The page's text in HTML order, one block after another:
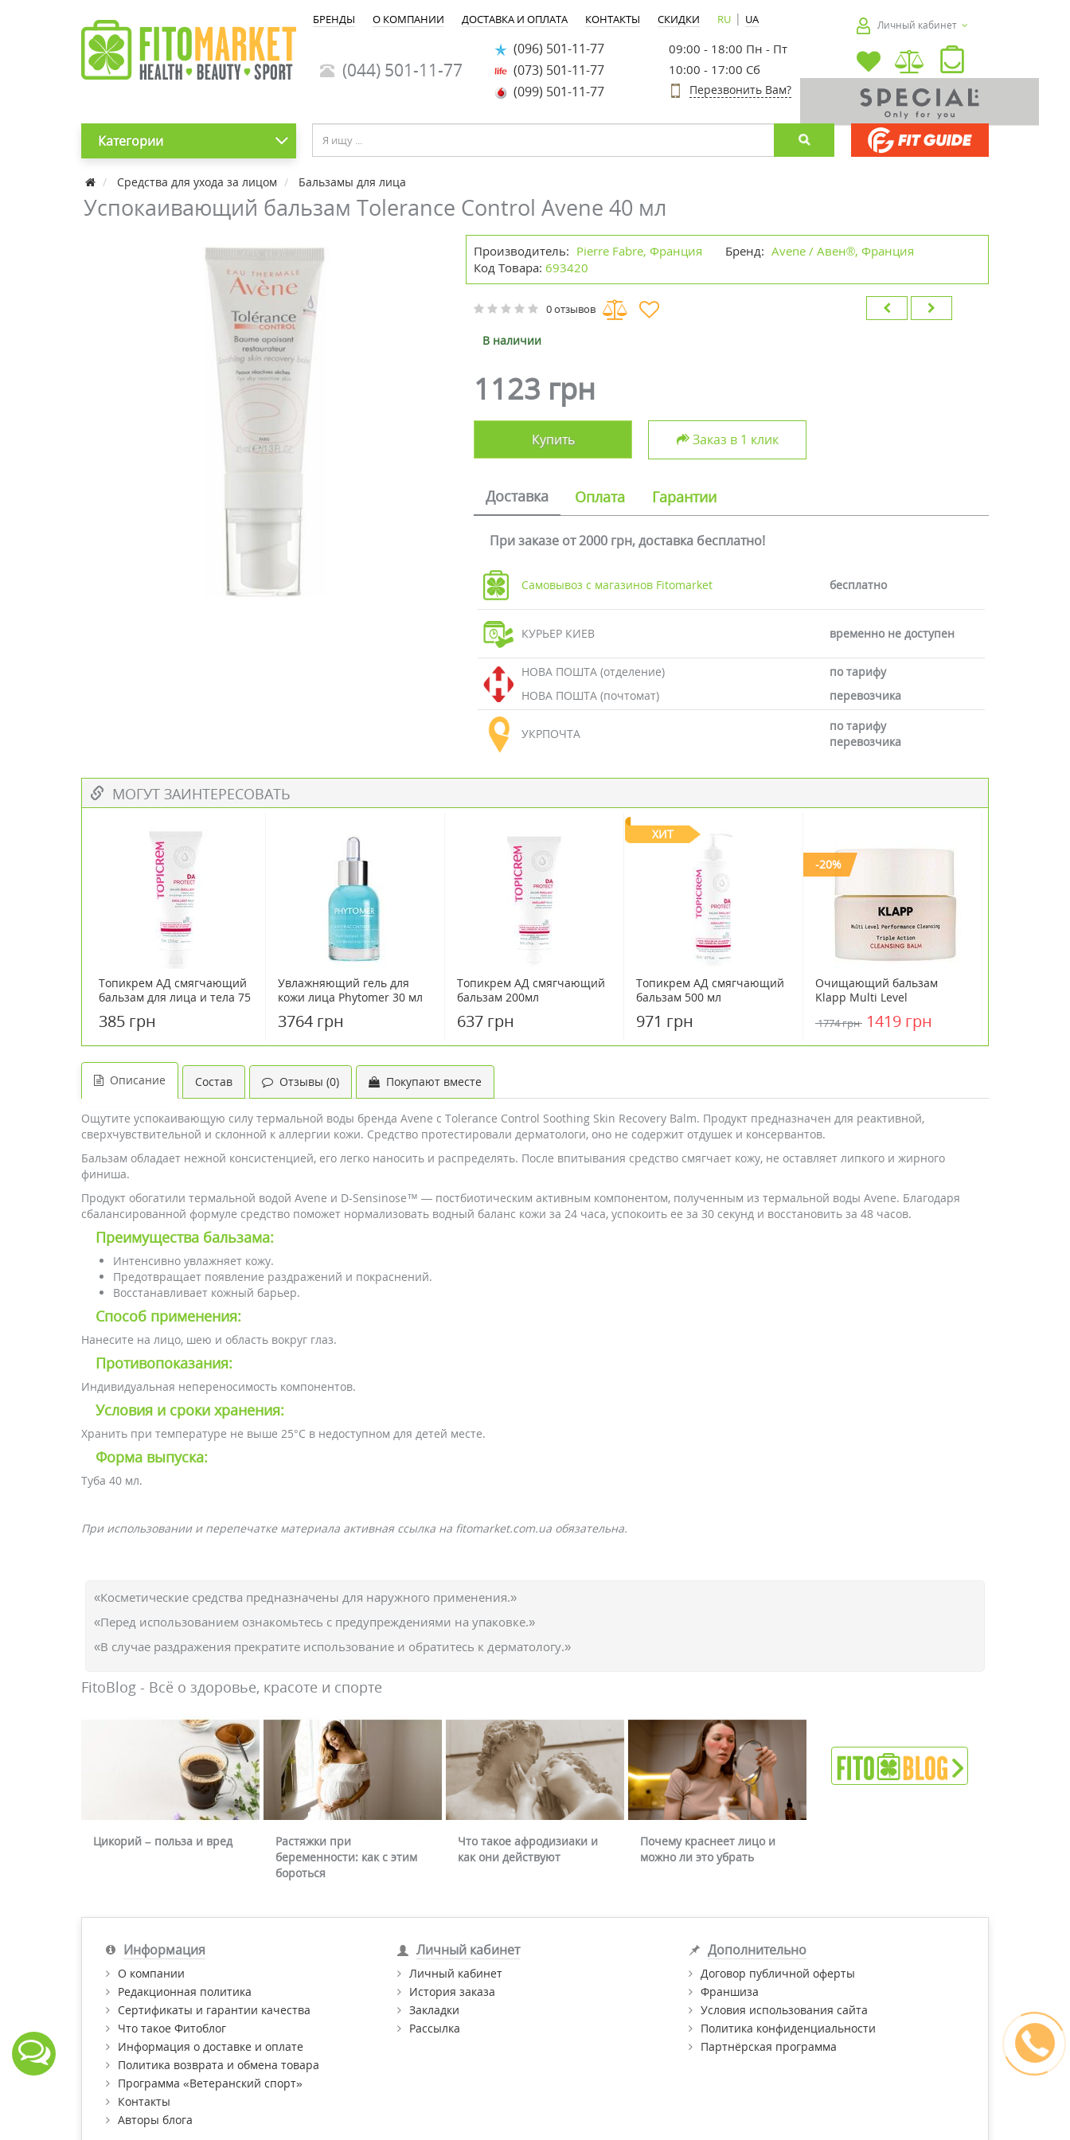
БРЕНДЫ О КОМПАНИИ ДОСТАВКА И ОПЛАТА КОНТАКТЫ СКИДКИ RU | UA
(044) 501-11-77
(096) 501-11-77
(073) 501-11-77
(099) 501-11-77
09:00 - 18:00 Пн - Пт
10:00 - 17:00 Сб
Перезвонить Вам?
Личный кабинет
Категории
Средства для ухода за лицом Бальзамы для лица
Успокаивающий бальзам Tolerance Control Avene 40 мл
Производитель: Pierre Fabre, Франция Бренд: Avene / Авен®, Франция
Код Товара: 693420
0 отзывов
В наличии
1123 грн
Купить Заказ в 1 клик
Доставка Оплата Гарантии
При заказе от 2000 грн, доставка бесплатно!
Самовывоз с магазинов Fitomarket бесплатно
КУРЬЕР КИЕВ временно не доступен
НОВА ПОШТА (отделение)
по тарифу
НОВА ПОШТА (почтомат)
перевозчика
УКРПОЧТА
по тарифу
перевозчика
МОГУТ ЗАИНТЕРЕСОВАТЬ
Топикрем АД смягчающий
бальзам для лица и тела 75
385 грн
Увлажняющий гель для
кожи лица Phytomer 30 мл
3764 грн
Топикрем АД смягчающий
бальзам 200мл
637 грн
ХИТ
Топикрем АД смягчающий
бальзам 500 мл
971 грн
-20%
Очищающий бальзам
Klapp Multi Level
Cleansing Balm 50 мл
1774 грн 1419 грн
Описание Состав Отзывы (0) Покупают вместе
Ощутите успокаивающую силу термальной воды бренда Avene с Tolerance Control Soothing Skin Recovery Balm. Продукт предназначен для реактивной,
сверхчувствительной и склонной к аллергии кожи. Средство протестировали дерматологи, оно не содержит отдушек и консервантов.
Бальзам обладает нежной консистенцией, его легко наносить и распределять. После впитывания средство смягчает кожу, не оставляет липкого и жирного
финиша.
Продукт обогатили термальной водой Avene и D-Sensinose™ — постбиотическим активным компонентом, полученным из термальной воды Avene. Благодаря
сбалансированной формуле средство поможет нормализовать водный баланс кожи за 24 часа, успокоить ее за 30 секунд и восстановить за 48 часов.
Преимущества бальзама:
Интенсивно увлажняет кожу.
Предотвращает появление раздражений и покраснений.
Восстанавливает кожный барьер.
Способ применения:
Нанесите на лицо, шею и область вокруг глаз.
Противопоказания:
Индивидуальная непереносимость компонентов.
Условия и сроки хранения:
Хранить при температуре не выше 25°С в недоступном для детей месте.
Форма выпуска:
Туба 40 мл.
При использовании и перепечатке материала активная ссылка на fitomarket.com.ua обязательна.
«Косметические средства предназначены для наружного применения.»
«Перед использованием ознакомьтесь с предупреждениями на упаковке.»
«В случае раздражения прекратите использование и обратитесь к дерматологу.»
FitoBlog - Всё о здоровье, красоте и спорте
Цикорий – польза и вред
Растяжки при
беременности: как с этим
бороться
Что такое афродизиаки и
как они действуют
Почему краснеет лицо и
можно ли это убрать
Информация
О компании
Редакционная политика
Сертификаты и гарантии качества
Что такое Фитоблог
Информация о доставке и оплате
Политика возврата и обмена товара
Программа «Ветеранский спорт»
Контакты
Авторы блога
Личный кабинет
Личный кабинет
История заказа
Закладки
Рассылка
Дополнительно
Договор публичной оферты
Франшиза
Условия использования сайта
Политика конфиденциальности
Партнёрская программа